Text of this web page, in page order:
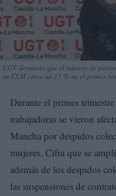
UGT denuncia que el número de
en CLM crece un 13 % en el primer
Durante el primes
trabajadoras se vieron
Mancha por despidos
mujeres. Cifra que se
además de los despidos
las suspensiones de